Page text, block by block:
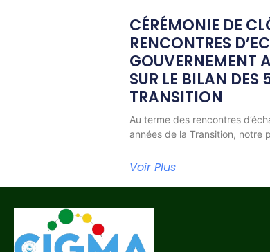
CÉRÉMONIE DE
RENCONTRES
GOUVERNEMENT
SUR LE BILAN DES
TRANSITION
Au terme des rencontres
années de la Transition, notre
Voir Plus